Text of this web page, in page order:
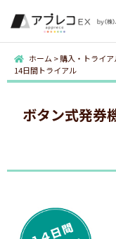
ホーム >購入・トライア
14日間トライアル
ボタン式発券